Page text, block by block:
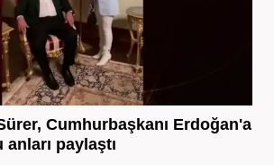
Cumhurbaşkanı Erdoğan'a
paylaştı